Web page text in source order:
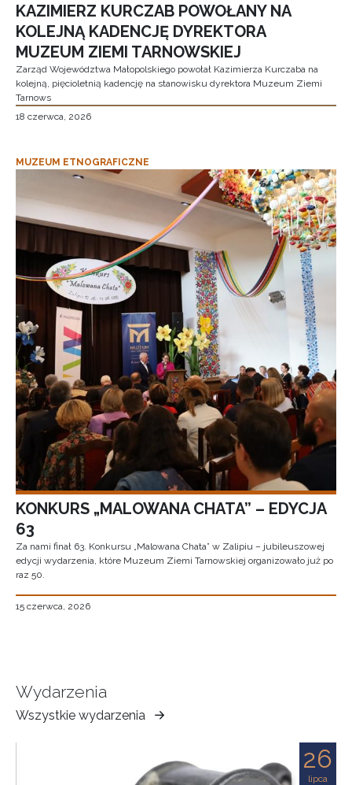
KAZIMIERZ KURCZAB POWOŁANY NA
KOLEJNĄ KADENCJĘ DYREKTORA
MUZEUM ZIEMI TARNOWSKIEJ
Zarząd Województwa Małopolskiego powołał Kazimierza Kurczaba na
kolejną, pięcioletnią kadencję na stanowisku dyrektora Muzeum Ziemi
Tarnows
18 czerwca, 2026
MUZEUM ETNOGRAFICZNE
KONKURS „MALOWANA CHATA” – EDYCJA
63
Za nami finał 63. Konkursu „Malowana Chata” w Zalipiu – jubileuszowej
edycji wydarzenia, które Muzeum Ziemi Tarnowskiej organizowało już po
raz 50.
15 czerwca, 2026
Wydarzenia
Wszystkie wydarzenia
Muzeum
Ziemi
26
lipca